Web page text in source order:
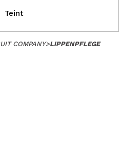
Teint
COMPANY>LIPPENPFLEGE